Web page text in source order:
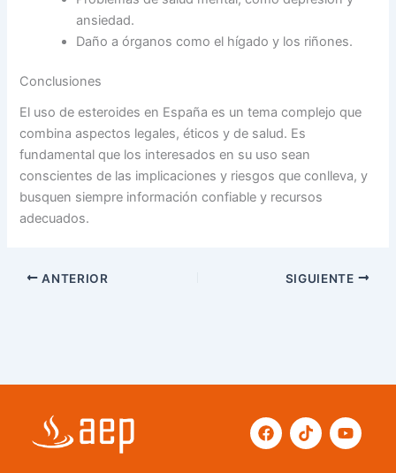
ansiedad.
Daño a órganos como el hígado y los riñones.
Conclusiones
El uso de esteroides en España es un tema complejo que
combina aspectos legales, éticos y de salud. Es
fundamental que los interesados en su uso sean
conscientes de las implicaciones y riesgos que conlleva, y
busquen siempre información confiable y recursos
adecuados.
ANTERIOR SIGUIENTE
F
a
T
i
Y
o